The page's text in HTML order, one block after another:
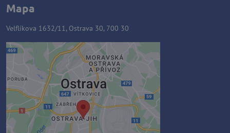
Mapa
Velflíkova 1632/11, Ostrava 30, 700 30
Externý obsah je blokovaný
Voľbami súkromia
Prajete si načítať externý obsah?
Povoliť tentokrát